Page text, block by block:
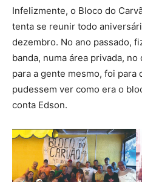
Infelizmente, o Bloco do
tenta se reunir todo
dezembro. No ano passado,
banda, numa área privada,
para a gente mesmo, foi para
pudessem ver como era o
conta Edson.